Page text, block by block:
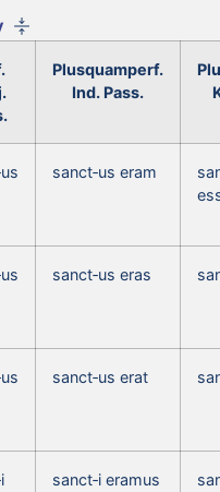
Plusquamperf.
Ind. Pass.
sanct‑us eram
sanct‑us eras
sanct‑us erat
sanct‑i eramus